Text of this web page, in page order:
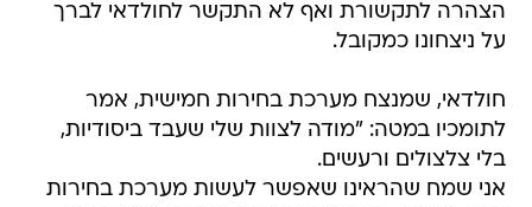
הצהרה לתקשורת ואף לא התקשר לחולדאי לברך
על ניצחונו כמקובל.
חולדאי, שמנצח מערכת בחירות חמישית, אמר
לתומכיו במטה: "מודה לצוות שלי שעבד ביסודיות,
בלי צלצולים ורעשים.
אני שמח שהראינו שאפשר לעשות מערכת בחירות